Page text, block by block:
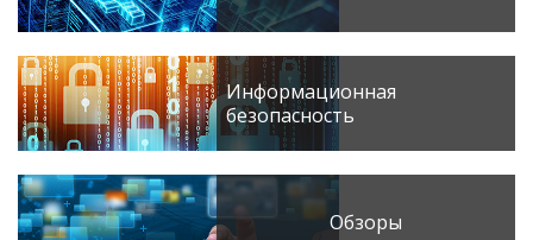
Информационная
безопасность
Обзоры